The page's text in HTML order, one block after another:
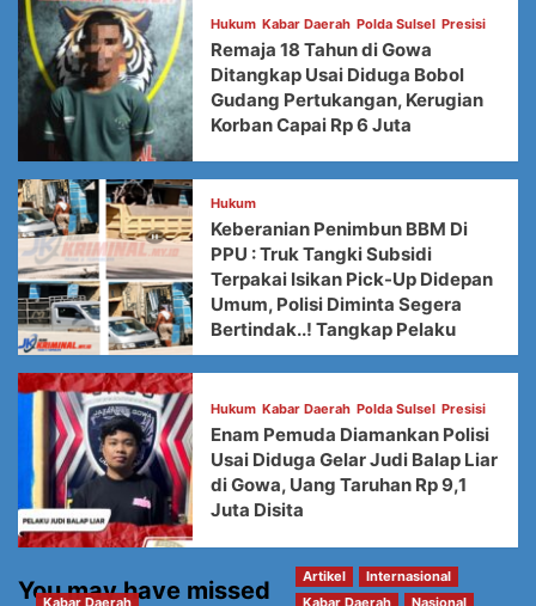
Hukum Kabar Daerah Polda Sulsel Presisi
Remaja 18 Tahun di Gowa
Ditangkap Usai Diduga Bobol
Gudang Pertukangan, Kerugian
Korban Capai Rp 6 Juta
Hukum
Keberanian Penimbun BBM Di
PPU : Truk Tangki Subsidi
Terpakai Isikan Pick-Up Didepan
Umum, Polisi Diminta Segera
Bertindak..! Tangkap Pelaku
Hukum Kabar Daerah Polda Sulsel Presisi
Enam Pemuda Diamankan Polisi
Usai Diduga Gelar Judi Balap Liar
di Gowa, Uang Taruhan Rp 9,1
Juta Disita
You may have missed
Kabar Daerah
Artikel
Internasional
Kabar Daerah
Nasional